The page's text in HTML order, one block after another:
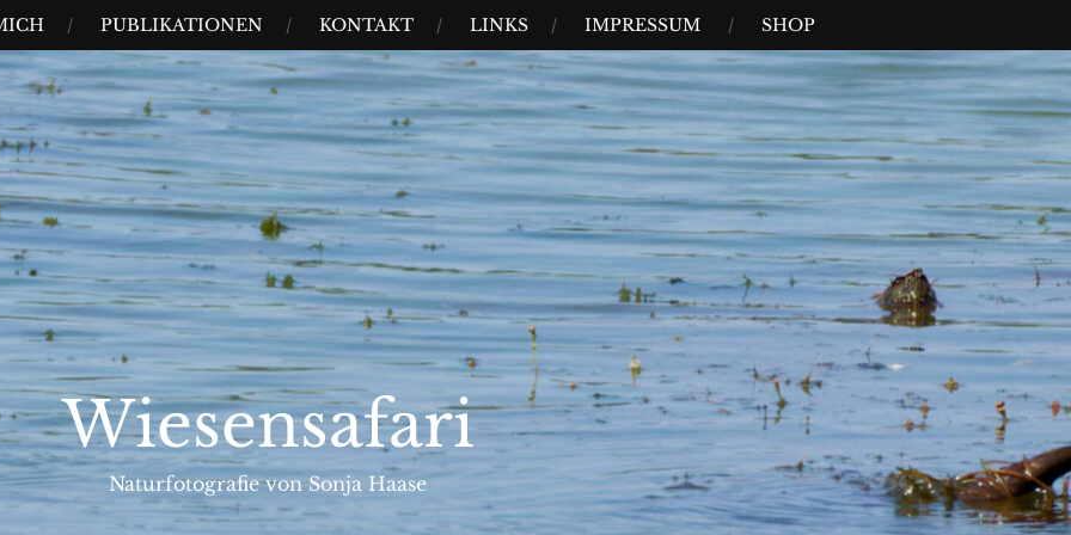
PUBLIKATIONEN KONTAKT LINKS IMPRESSUM SHOP
Wiesensafari
Naturfotografie von Sonja Haase